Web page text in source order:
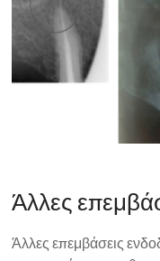
Άλλες
Άλλες επεμβάσεις